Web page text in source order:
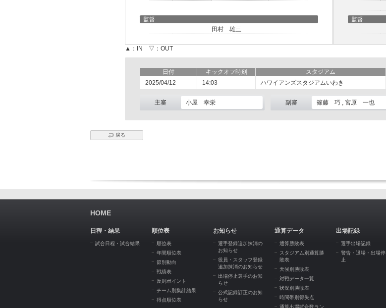
監督
田村 雄三
監督
▲：IN ▽：OUT
日付 キックオフ時刻 スタジアム
2025/04/12
14:03 ハワイアンズスタジアムいわき
主審 小屋 幸栄 副審 篠藤 巧 , 宮原 一也
戻る
HOME
日程・結果
試合日程・試合結果
順位表
順位表
年間順位表
節別動向
戦績表
反則ポイント
チーム別集計結果
得点順位表
お知らせ
選手登録追加抹消の
お知らせ
役員・スタッフ登録
追加抹消のお知らせ
出場停止選手のお知
らせ
公式記録訂正のお知
らせ
通算データ
通算勝敗表
スタジアム別通算勝
敗表
天候別勝敗表
対戦データ一覧
状況別勝敗表
時間帯別得失点
通算出場試合数ラン
出場記録
選手出場記録
警告・退場・出場停
止